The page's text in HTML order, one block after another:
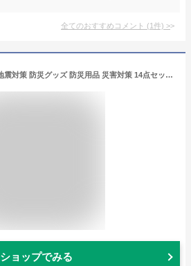
全てのおすすめコメント (1件) >
防災セット 子供用 地震対策 防災グッズ 防災用品 災害対策 14点セット 大容量 避難グッズ 避難用品 (ブルー)
ショップでみる